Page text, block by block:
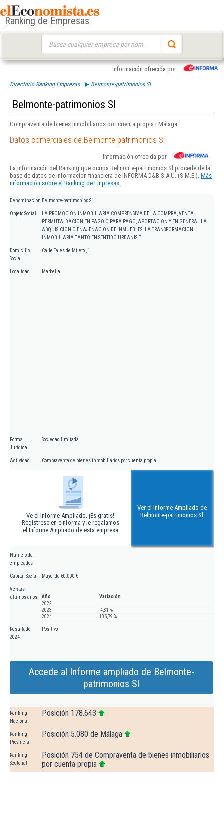
Ranking de Empresas
Información ofrecida por
Directorio Ranking Empresas Belmonte-patrimonios Sl
Belmonte-patrimonios Sl
Compraventa de bienes inmobiliarios por cuenta propia | Málaga
Datos comerciales de Belmonte-patrimonios Sl
Información ofrecida por
La información del Ranking que ocupa Belmonte-patrimonios Sl procede de la
base de datos de información financiera de INFORMA D&B S.A.U. (S.M.E.). Más
información sobre el Ranking de Empresas.
Denominación Belmonte-patrimonios Sl
Objeto Social
LA PROMOCION INMOBILIARIA COMPRENSIVA DE LA COMPRA, VENTA.
PERMUTA, DACION EN PAGO O PARA PAGO, APORTACION Y EN GENERAL LA
ADQUISICION O ENAJENACION DE INMUEBLES. LA TRANSFORMACION
INMOBILIARIA TANTO EN SENTIDO URBANISIT
Domicilio
Social
Calle Tales de Mileto , 1
Localidad Marbella
Forma
Jurídica
Sociedad limitada
Actividad Compraventa de bienes inmobiliarios por cuenta propia
Ve el Informe Ampliado. ¡Es gratis!
Regístrese en eInforma y le regalamos
el Informe Ampliado de esta empresa
Ver el Informe Ampliado de
Belmonte-patrimonios Sl
Número de
empleados
Capital Social Mayor de 60.000 €
Ventas
últimos años
Año
Variación
2022
2023
-4,31 %
2024
105,79 %
Resultado
2024
Positivo
Accede al Informe ampliado de Belmonte-
patrimonios Sl
Ranking
Nacional
Posición 178.643
Ranking
Provincial
Posición 5.080 de Málaga
Ranking
Sectorial
Posición 754 de Compraventa de bienes inmobiliarios
por cuenta propia